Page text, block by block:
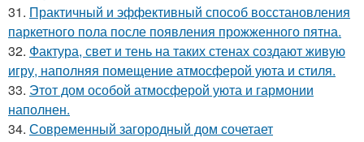
31. Практичный и эффективный способ восстановления
паркетного пола после появления прожженного пятна.
32. Фактура, свет и тень на таких стенах создают живую
игру, наполняя помещение атмосферой уюта и стиля.
33. Этот дом особой атмосферой уюта и гармонии
наполнен.
34. Современный загородный дом сочетает